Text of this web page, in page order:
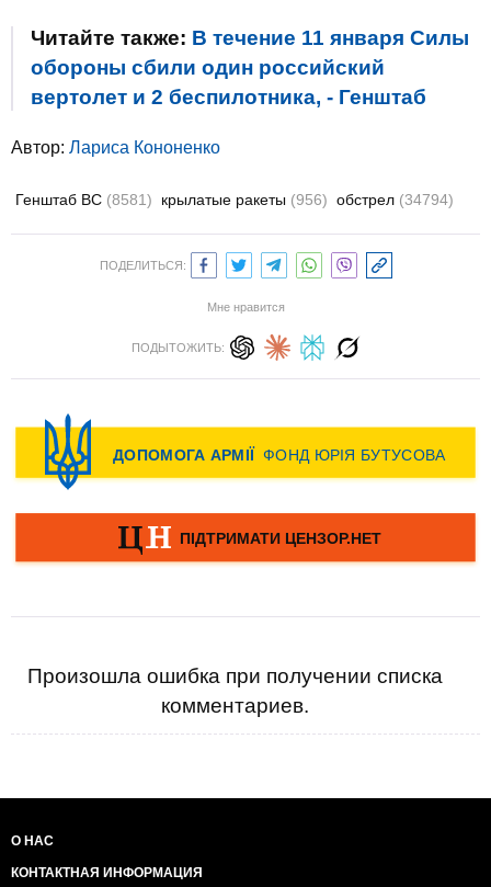
Читайте также: В течение 11 января Силы
обороны сбили один российский
вертолет и 2 беспилотника, - Генштаб
Автор: Лариса Кононенко
Генштаб ВС (8581) крылатые ракеты (956) обстрел (34794)
ПОДЕЛИТЬСЯ:
Мне нравится
ПОДЫТОЖИТЬ:
Произошла ошибка при получении списка
комментариев.
О НАС
КОНТАКТНАЯ ИНФОРМАЦИЯ